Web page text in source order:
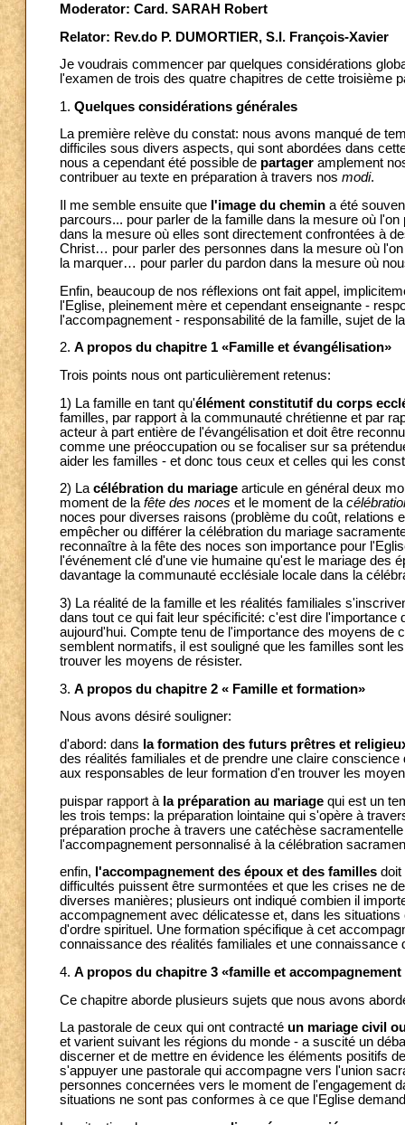
Moderator: Card. SARAH Robert
Relator: Rev.do P. DUMORTIER, S.I. François-Xavier
Je voudrais commencer par quelques considérations
l'examen de trois des quatre chapitres de cette troisième
1. Quelques considérations générales
La première relève du constat: nous avons manqué de
difficiles sous divers aspects, qui sont abordées dans
nous a cependant été possible de partager amplement
contribuer au texte en préparation à travers nos modi.
Il me semble ensuite que l'image du chemin a été
parcours... pour parler de la famille dans la mesure où
dans la mesure où elles sont directement confrontées à
Christ… pour parler des personnes dans la mesure où
la marquer… pour parler du pardon dans la mesure où
Enfin, beaucoup de nos réflexions ont fait appel,
l'Eglise, pleinement mère et cependant enseignante -
l'accompagnement - responsabilité de la famille, sujet de
2. A propos du chapitre 1 «Famille et évangélisation»
Trois points nous ont particulièrement retenus:
1) La famille en tant qu'élément constitutif du corps
familles, par rapport à la communauté chrétienne et par
acteur à part entière de l'évangélisation et doit être
comme une préoccupation ou se focaliser sur sa
aider les familles - et donc tous ceux et celles qui les
2) Lacélébration du mariage articule en général deux
moment de lafête des noces et le moment de la
noces pour diverses raisons (problème du coût, relations
empêcher ou différer la célébration du mariage
reconnaître à la fête des noces son importance pour
l'événement clé d'une vie humaine qu'est le mariage des
davantage la communauté ecclésiale locale dans la
3) La réalité de la famille et les réalités familiales
dans tout ce qui fait leur spécificité: c'est dire
aujourd'hui. Compte tenu de l'importance des moyens
semblent normatifs, il est souligné que les familles sont
trouver les moyens de résister.
3. A propos du chapitre 2 « Famille et formation»
Nous avons désiré souligner:
d'abord: dans la formation des futurs prêtres et
des réalités familiales et de prendre une claire
aux responsables de leur formation d'en trouver les
puispar rapport à la préparation au mariage qui est un
les trois temps: la préparation lointaine qui s'opère à
préparation proche à travers une catéchèse
l'accompagnement personnalisé à la célébration
enfin, l'accompagnement des époux et des familles doit
difficultés puissent être surmontées et que les crises ne
diverses manières; plusieurs ont indiqué combien il
accompagnement avec délicatesse et, dans les
d'ordre spirituel. Une formation spécifique à cet
connaissance des réalités familiales et une
4. A propos du chapitre 3 «famille et accompagnement
Ce chapitre aborde plusieurs sujets que nous avons
La pastorale de ceux qui ont contracté un mariage civil
et varient suivant les régions du monde - a suscité un
discerner et de mettre en évidence les éléments positifs
s'appuyer une pastorale qui accompagne vers l'union
personnes concernées vers le moment de l'engagement
situations ne sont pas conformes à ce que l'Eglise